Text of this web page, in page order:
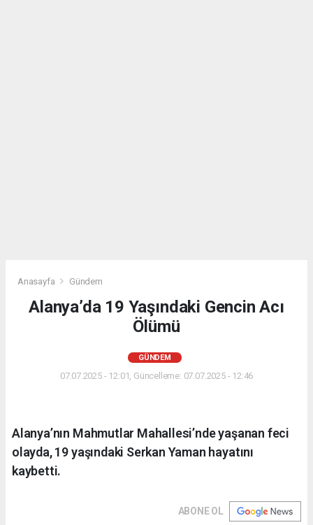
Anasayfa Gündem
Alanya’da 19 Yaşındaki Gencin Acı
Ölümü
GÜNDEM
07.07.2025 - 12:01, Güncelleme: 07.07.2025 - 12:46
Alanya’nın Mahmutlar Mahallesi’nde yaşanan feci
olayda, 19 yaşındaki Serkan Yaman hayatını
kaybetti.
ABONE OL